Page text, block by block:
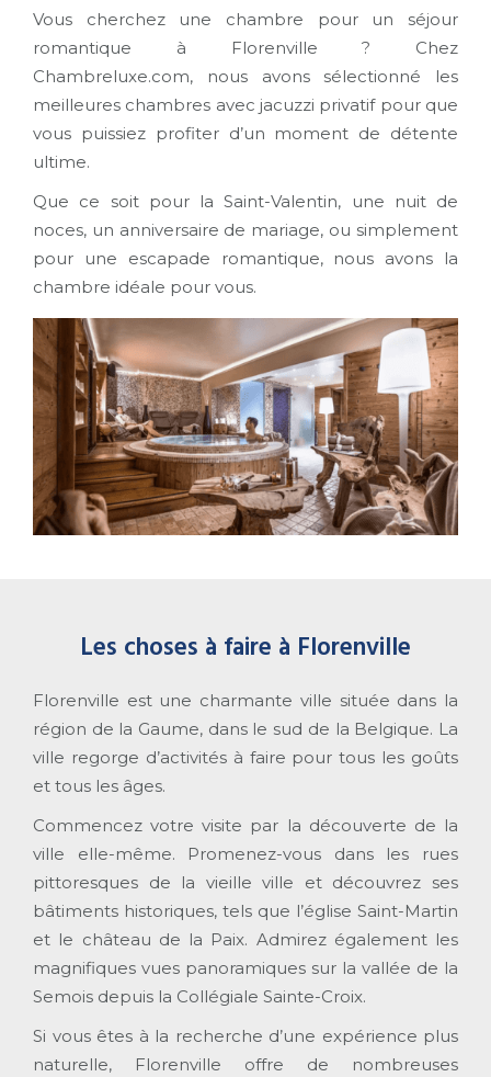
Vous cherchez une chambre pour un séjour
romantique à Florenville ? Chez
Chambreluxe.com, nous avons sélectionné les
meilleures chambres avec jacuzzi privatif pour que
vous puissiez profiter d’un moment de détente
ultime.
Que ce soit pour la Saint-Valentin, une nuit de
noces, un anniversaire de mariage, ou simplement
pour une escapade romantique, nous avons la
chambre idéale pour vous.
Les choses à faire à Florenville
Florenville est une charmante ville située dans la
région de la Gaume, dans le sud de la Belgique. La
ville regorge d’activités à faire pour tous les goûts
et tous les âges.
Commencez votre visite par la découverte de la
ville elle-même. Promenez-vous dans les rues
pittoresques de la vieille ville et découvrez ses
bâtiments historiques, tels que l’église Saint-Martin
et le château de la Paix. Admirez également les
magnifiques vues panoramiques sur la vallée de la
Semois depuis la Collégiale Sainte-Croix.
Si vous êtes à la recherche d’une expérience plus
naturelle, Florenville offre de nombreuses